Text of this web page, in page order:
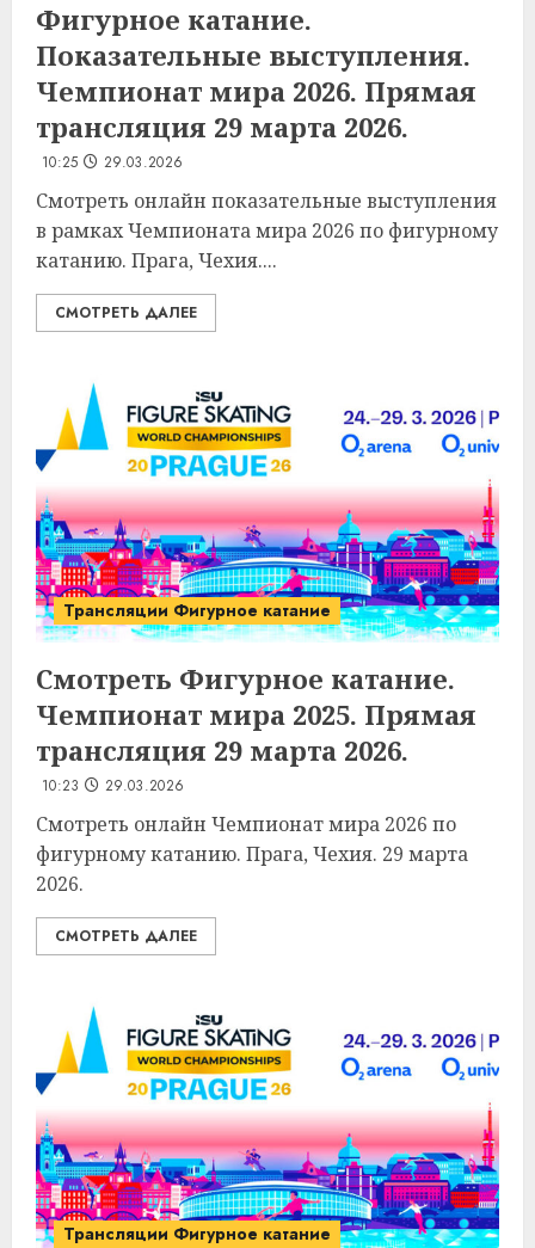
Фигурное катание.
Показательные выступления.
Чемпионат мира 2026. Прямая
трансляция 29 марта 2026.
10:25 29.03.2026
Смотреть онлайн показательные выступления
в рамках Чемпионата мира 2026 по фигурному
катанию. Прага, Чехия....
СМОТРЕТЬ ДАЛЕЕ
Трансляции Фигурное катание
Смотреть Фигурное катание.
Чемпионат мира 2025. Прямая
трансляция 29 марта 2026.
10:23 29.03.2026
Смотреть онлайн Чемпионат мира 2026 по
фигурному катанию. Прага, Чехия. 29 марта
2026.
СМОТРЕТЬ ДАЛЕЕ
Трансляции Фигурное катание